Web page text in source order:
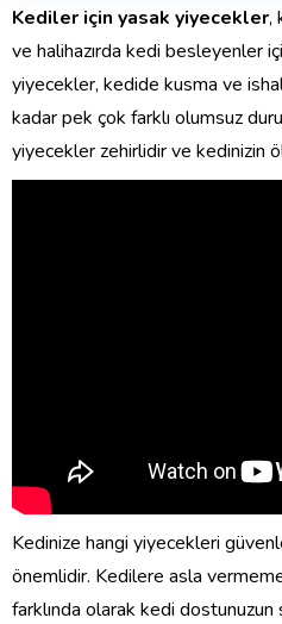
Kediler için yasak yiyecekler,
ve halihazırda kedi besleyenler
yiyecekler, kedide kusma ve
kadar pek çok farklı olumsuz
yiyecekler zehirlidir ve kedinizin
Kedinize hangi yiyecekleri
önemlidir. Kedilere asla
farklında olarak kedi dostunuzun